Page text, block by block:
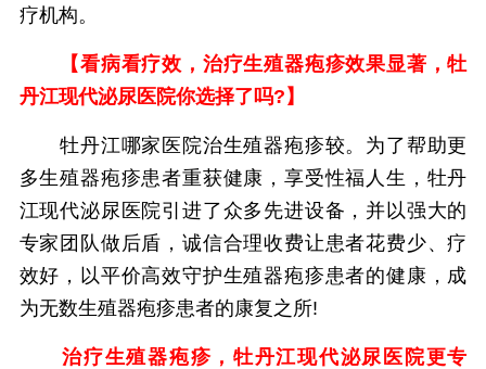
疗机构。
【看病看疗效，治疗生殖器疱疹效果显著，牡
丹江现代泌尿医院你选择了吗?】
牡丹江哪家医院治生殖器疱疹较。为了帮助更
多生殖器疱疹患者重获健康，享受性福人生，牡丹
江现代泌尿医院引进了众多先进设备，并以强大的
专家团队做后盾，诚信合理收费让患者花费少、疗
效好，以平价高效守护生殖器疱疹患者的健康，成
为无数生殖器疱疹患者的康复之所!
治疗生殖器疱疹，牡丹江现代泌尿医院更专